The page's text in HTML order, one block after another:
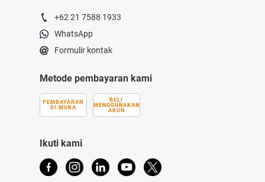
+62 21 7588 1933
WhatsApp
Formulir kontak
Metode pembayaran kami
PEMBAYARAN
DI MUKA
BELI
MENGGUNAKAN
AKUN
Ikuti kami